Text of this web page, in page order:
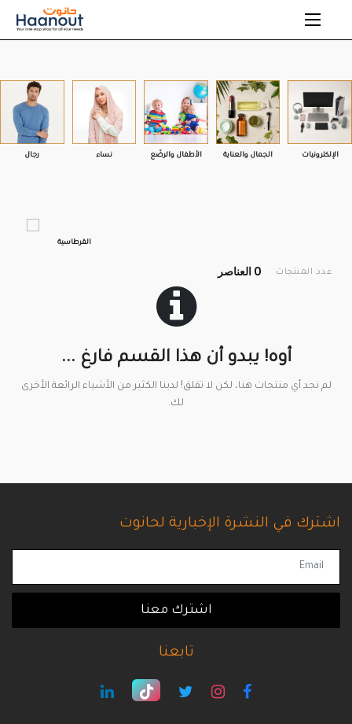
رجال نساء الأطفال والرضّع الجمال والعناية الإلكترونيات
القرطاسية
عدد المنتجات 0 العناصر
أوه! يبدو أن هذا القسم فارغ ...
لم نجد أي منتجات هنا، لكن لا تقلق! لدينا الكثير من الأشياء الرائعة الأخرى
لك.
اشترك في النشرة الإخبارية لحانوت
اشترك معنا
تابعنا